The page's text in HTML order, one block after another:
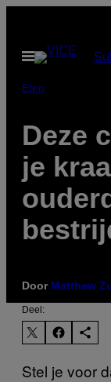
de
inhoud
Open
menu
Eten
Deze
je
Door Matthew
Deel:
Stel je voor